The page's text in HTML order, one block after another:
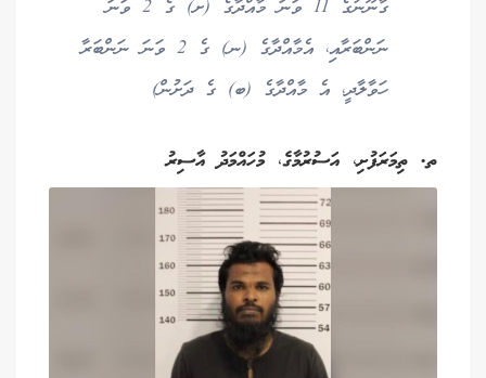
ގާނޫނުގެ 11 ވަނަ މާއްދާގެ (ށ) ގެ 2 ވަނަ
ނަންބަރާއި، އެމާއްދާގެ (ނ) ގެ 2 ވަނަ ނަންބަރާ
ހަވާލާދީ، އެ މާއްދާގެ (ބ) ގެ ދަށުން)
ތ. ތިމަރަފުށި، އަސުރުމާގެ، މުހައްމަދު އާސިރު